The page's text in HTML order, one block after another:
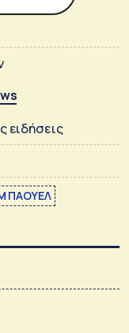
ειδήσεις
ΠΑΟΥΕΛ